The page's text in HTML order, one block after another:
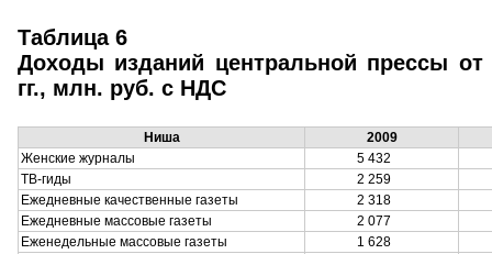
Таблица 6
Доходы изданий центральной прессы от
гг., млн. руб. с НДС
Ниша
2009
Женские журналы
5 432
ТВ-гиды
2 259
Ежедневные качественные газеты
2 318
Ежедневные массовые газеты
2 077
Еженедельные массовые газеты
1 628